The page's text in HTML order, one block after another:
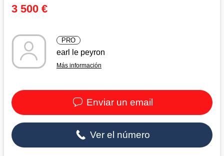
3 500 €
PRO
earl le peyron
Más información
Enviar un email
Ver el número